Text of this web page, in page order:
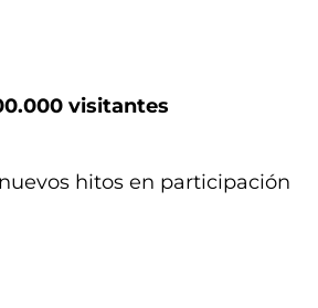
visitantes
hitos en participación